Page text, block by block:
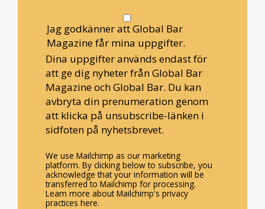
Jag godkänner att Global Bar
Magazine får mina uppgifter.
Dina uppgifter används endast för
att ge dig nyheter från Global Bar
Magazine och Global Bar. Du kan
avbryta din prenumeration genom
att klicka på unsubscribe-länken i
sidfoten på nyhetsbrevet.
We use Mailchimp as our marketing
platform. By clicking below to subscribe, you
acknowledge that your information will be
transferred to Mailchimp for processing.
Learn more about Mailchimp's privacy
practices here.